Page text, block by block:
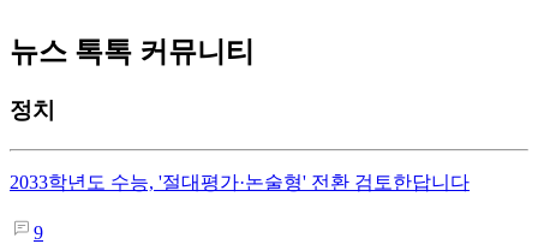
뉴스 톡톡 커뮤니티
정치
2033학년도 수능, '절대평가·논술형' 전환 검토한답니다
9